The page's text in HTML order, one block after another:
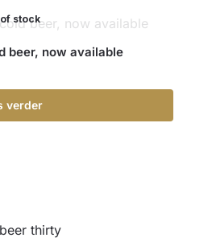
stock
beer, now available
verder